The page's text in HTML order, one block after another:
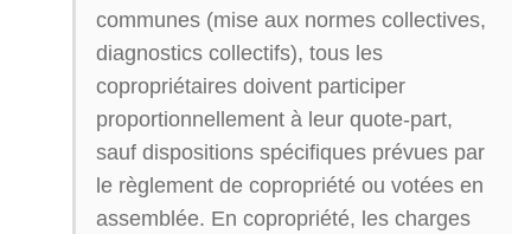
communes (mise aux normes collectives,
diagnostics collectifs), tous les
copropriétaires doivent participer
proportionnellement à leur quote-part,
sauf dispositions spécifiques prévues par
le règlement de copropriété ou votées en
assemblée. En copropriété, les charges